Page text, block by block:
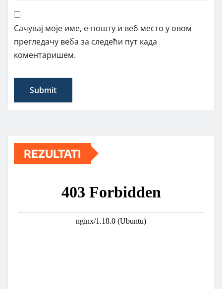
Сачувај моје име, е-пошту и веб место у овом
прегледачу веба за следећи пут када
коментаришем.
REZULTATI